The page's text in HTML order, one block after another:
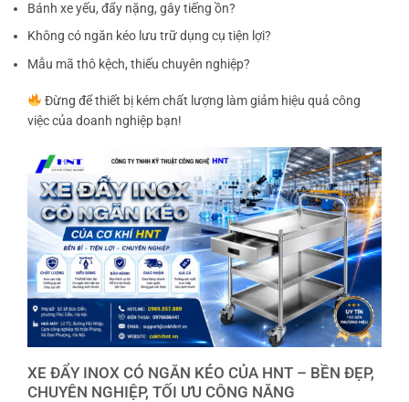
Bánh xe yếu, đẩy nặng, gây tiếng ồn?
Không có ngăn kéo lưu trữ dụng cụ tiện lợi?
Mẫu mã thô kệch, thiếu chuyên nghiệp?
Đừng để thiết bị kém chất lượng làm giảm hiệu quả công
việc của doanh nghiệp bạn!
XE ĐẨY INOX CÓ NGĂN KÉO CỦA HNT – BỀN ĐẸP,
CHUYÊN NGHIỆP, TỐI ƯU CÔNG NĂNG